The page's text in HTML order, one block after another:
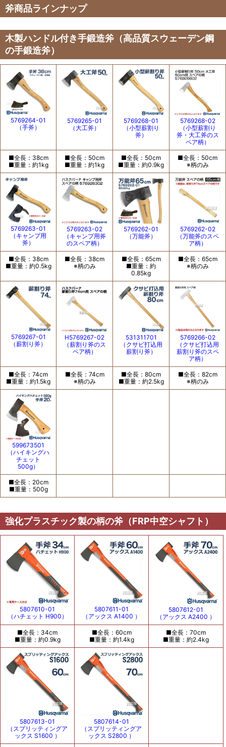
斧商品ラインナップ
木製ハンドル付き手鍛造斧（高品質スウェーデン鋼
の手鍛造斧）
5769264-01
（手斧）
5769265-01
（大工斧）
5769268-01
（小型薪割り
斧）
5769268-02
（小型薪割り
斧・大工斧のス
ペア柄）
■全長：38cm
■重量：約1kg
■全長：50cm
■重量：約1kg
■全長：50cm
■重量：約0.9kg
■全長：50cm
※柄のみ
5769263-01
（キャンプ用
斧）
5769263-02
（キャンプ用斧
のスペア柄）
5769262-01
（万能斧）
5769262-02
（万能斧のスペ
ア柄）
■全長：38cm
■重量：約0.5kg
■全長：38cm
※柄のみ
■全長：65cm
■重量：約
0.85kg
■全長：65cm
※柄のみ
5769267-01
（薪割り斧）
H5769267-02
（薪割り斧のス
ペア柄）
531311701
（クサビ打込用
薪割り斧）
5769266-02
（クサビ打込用
薪割り斧のスペ
ア柄）
■全長：74cm
■重量：約1.5kg
■全長：74cm
※柄のみ
■全長：80cm
■重量：約2.5kg
■全長：82cm
※柄のみ
599673501
（ハイキングハ
チェット
500g）
■全長：20cm
■重量：500g
強化プラスチック製の柄の斧（FRP中空シャフト）
5807610-01
（ハチェット H900）
5807611-01
（アックス A1400 ）
5807612-01
（アックス A2400 ）
■全長：34cm
■重量：約0.9kg
■全長：60cm
■重量：約1.4kg
■全長：70cm
■重量：約2.4kg
5807613-01
（スプリッティングア
ックス S1600 ）
5807614-01
（スプリッティングア
ックス S2800 ）